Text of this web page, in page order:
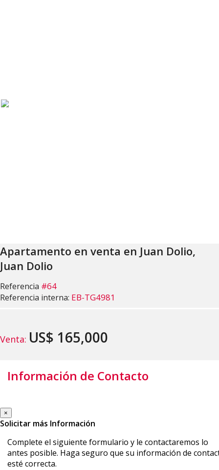
Apartamento en venta en Juan Dolio,
Juan Dolio
Referencia #64
Referencia interna: EB-TG4981
Venta: US$ 165,000
Información de Contacto
×
Solicitar más Información
Complete el siguiente formulario y le contactaremos lo
antes posible. Haga seguro que su información de
esté correcta.